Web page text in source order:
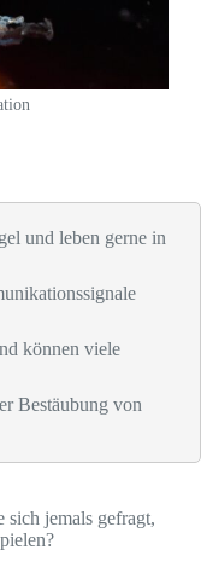
und leben gerne in
können viele
Bestäubung von
jemals gefragt,